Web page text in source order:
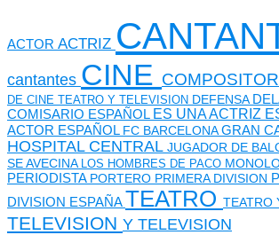
ACTOR ACTRIZ
cantantes CINE COMPOSITOR
DE CINE TEATRO Y TELEVISION DEFENSA
COMISARIO ESPAÑOL ES UNA ACTRIZ
ACTOR ESPAÑOL FC BARCELONAGRAN
HOSPITAL CENTRAL JUGADOR DE
SE AVECINA LOS HOMBRES DE PACO
PERIODISTA PORTERO PRIMERA DIVISION
DIVISION ESPAÑATEATRO TEATRO
TELEVISION Y TELEVISION